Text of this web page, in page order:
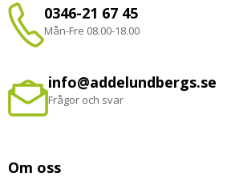
0346-21 67 45
Mån-Fre 08.00-18.00
info@addelundbergs.se
Frågor och svar
Om oss